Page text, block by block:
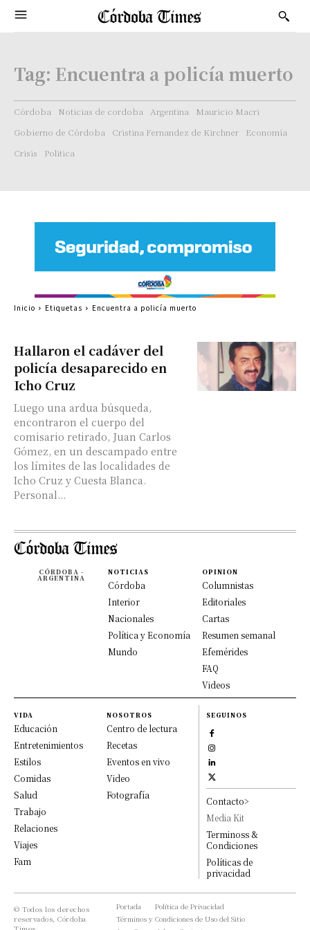
Tag: Encuentra a policía muerto
Córdoba Noticias de cordoba Argentina
Mauricio Macri
Gobierno de Córdoba
Cristina Fernandez de Kirchner
Economía
Crisis
Politica
Hallaron el cadáver del
policía desaparecido en
Icho Cruz
Luego una ardua búsqueda,
encontraron el cuerpo del
comisario retirado, Juan Carlos
Gómez, en un descampado entre
los límites de las localidades de
Icho Cruz y Cuesta Blanca.
Personal...
Inicio Etiquetas Encuentra a policía muerto
CÓRDOBA -
ARGENTINA
NOTICIAS
Córdoba
Interior
Nacionales
Política y Economía
Mundo
OPINION
Columnistas
Editoriales
Cartas
Resumen semanal
Efemérides
FAQ
Videos
VIDA
Educación
Entretenimientos
Estilos
Comidas
Salud
Trabajo
Relaciones
Viajes
Fam
NOSOTROS
Centro de lectura
Recetas
Eventos en vivo
Video
Fotografía
SEGUINOS
Contacto>
Media Kit
Terminoss &
Condiciones
Políticas de
privacidad
© Todos los derechos
reservados, Córdoba
Portada
Política de Privacidad
Términos y Condiciones de Uso del Sitio